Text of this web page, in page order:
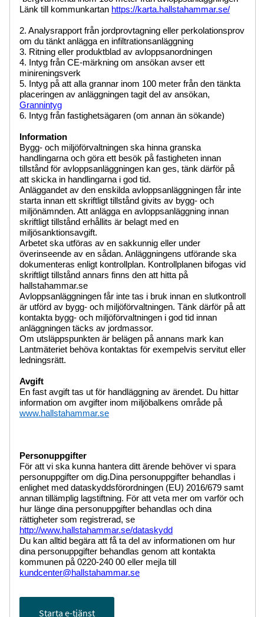
Länk till kommunkartan https://karta.hallstahammar.se/
2. Analysrapport från jordprovtagning eller perkolationsprov
om du tänkt anlägga en infiltrationsanläggning
3. Ritning eller produktblad av avloppsanordningen
4. Intyg från CE-märkning om ansökan avser ett
minireningsverk
5. Intyg på att alla grannar inom 100 meter från den tänkta
placeringen av anläggningen tagit del av ansökan,
Grannintyg
6. Intyg från fastighetsägaren (om annan än sökande)
Information
Bygg- och miljöförvaltningen ska hinna granska
handlingarna och göra ett besök på fastigheten innan
tillstånd för avloppsanläggningen kan ges, tänk därför på
att skicka in handlingarna i god tid.
Anläggandet av den enskilda avloppsanläggningen får inte
starta innan ett skriftligt tillstånd givits av bygg- och
miljönämnden. Att anlägga en avloppsanläggning innan
skriftligt tillstånd erhållits är belagt med en
miljösanktionsavgift.
Arbetet ska utföras av en sakkunnig eller under
överinseende av en sådan. Anläggningens utförande ska
dokumenteras enligt kontrollplan. Kontrollplanen bifogas vid
skriftligt tillstånd annars finns den att hitta på
hallstahammar.se
Avloppsanläggningen får inte tas i bruk innan en slutkontroll
är utförd av bygg- och miljöförvaltningen. Tänk därför på att
kontakta bygg- och miljöförvaltningen i god tid innan
anläggningen täcks av jordmassor.
Om utsläppspunkten är belägen på annans mark kan
Lantmäteriet behöva kontaktas för exempelvis servitut eller
ledningsrätt.
Avgift
En fast avgift tas ut för handläggning av ärendet. Du hittar
information om avgifter inom miljöbalkens område på
www.hallstahammar.se
Personuppgifter
För att vi ska kunna hantera ditt ärende behöver vi spara
personuppgifter om dig.Dina personuppgifter behandlas i
enlighet med dataskyddsförordningen (EU) 2016/679 samt
annan tillämplig lagstiftning. För att veta mer om varför och
hur länge dina personuppgifter behandlas och dina
rättigheter som registrerad, se
http://www.hallstahammar.se/dataskydd
Du kan alltid begära att få ta del av informationen om hur
dina personuppgifter behandlas genom att kontakta
kommunen på 0220-240 00 eller mejla till
kundcenter@hallstahammar.se
Starta e-tjänst